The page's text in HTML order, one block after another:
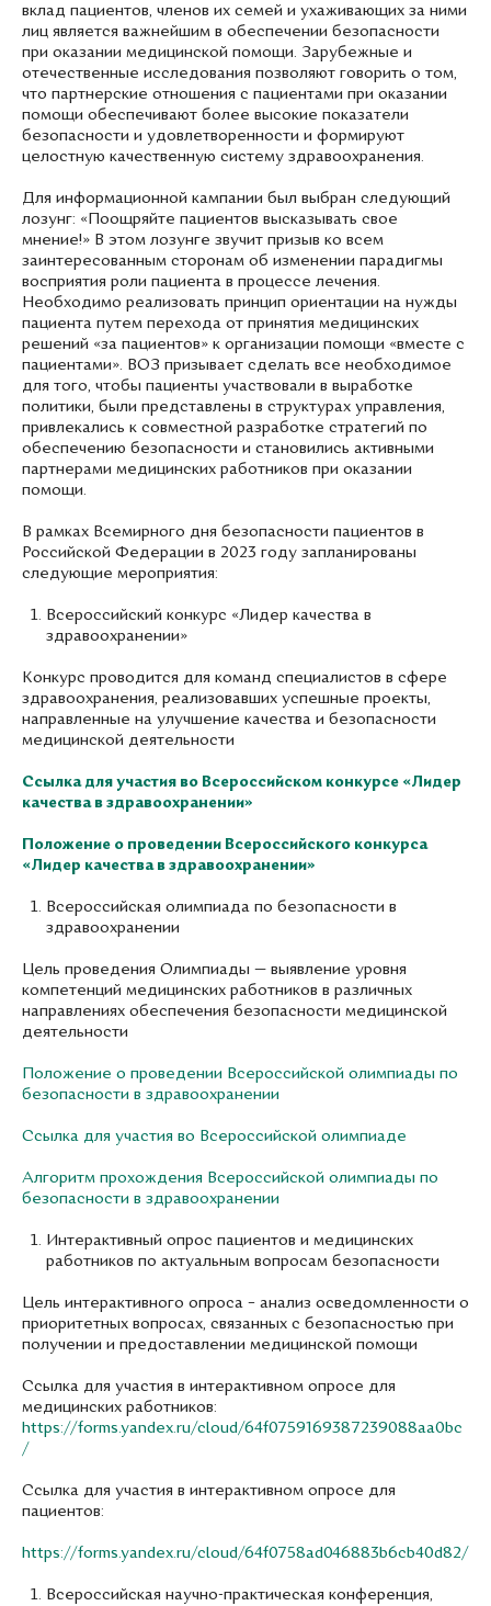
вклад пациентов, членов их семей и ухаживающих за ними
лиц является важнейшим в обеспечении безопасности
при оказании медицинской помощи. Зарубежные и
отечественные исследования позволяют говорить о том,
что партнерские отношения с пациентами при оказании
помощи обеспечивают более высокие показатели
безопасности и удовлетворенности и формируют
целостную качественную систему здравоохранения.
Для информационной кампании был выбран следующий
лозунг: «Поощряйте пациентов высказывать свое
мнение!» В этом лозунге звучит призыв ко всем
заинтересованным сторонам об изменении парадигмы
восприятия роли пациента в процессе лечения.
Необходимо реализовать принцип ориентации на нужды
пациента путем перехода от принятия медицинских
решений «за пациентов» к организации помощи «вместе с
пациентами». ВОЗ призывает сделать все необходимое
для того, чтобы пациенты участвовали в выработке
политики, были представлены в структурах управления,
привлекались к совместной разработке стратегий по
обеспечению безопасности и становились активными
партнерами медицинских работников при оказании
помощи.
В рамках Всемирного дня безопасности пациентов в
Российской Федерации в 2023 году запланированы
следующие мероприятия:
Всероссийский конкурс «Лидер качества в
здравоохранении»
Конкурс проводится для команд специалистов в сфере
здравоохранения, реализовавших успешные проекты,
направленные на улучшение качества и безопасности
медицинской деятельности
Ссылка для участия во Всероссийском конкурсе «Лидер
качества в здравоохранении»
Положение о проведении Всероссийского конкурса
«Лидер качества в здравоохранении»
Всероссийская олимпиада по безопасности в
здравоохранении
Цель проведения Олимпиады — выявление уровня
компетенций медицинских работников в различных
направлениях обеспечения безопасности медицинской
деятельности
Положение о проведении Всероссийской олимпиады по
безопасности в здравоохранении
Ссылка для участия во Всероссийской олимпиаде
Алгоритм прохождения Всероссийской олимпиады по
безопасности в здравоохранении
Интерактивный опрос пациентов и медицинских
работников по актуальным вопросам безопасности
Цель интерактивного опроса – анализ осведомленности о
приоритетных вопросах, связанных с безопасностью при
получении и предоставлении медицинской помощи
Ссылка для участия в интерактивном опросе для
медицинских работников:
https://forms.yandex.ru/cloud/64f0759169387239088aa0bc
/
Ссылка для участия в интерактивном опросе для
пациентов:
https://forms.yandex.ru/cloud/64f0758ad046883b6cb40d82/
Всероссийская научно-практическая конференция,